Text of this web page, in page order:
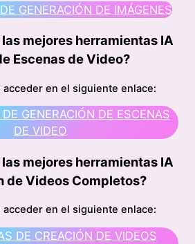
GENERACIÓN DE IMÁGENES
mejores herramientas IA
Escenas de Video?
en el siguiente enlace:
GENERACIÓN DE ESCENAS
DE VIDEO
mejores herramientas IA
de Videos Completos?
en el siguiente enlace:
DE CREACIÓN DE VIDEOS